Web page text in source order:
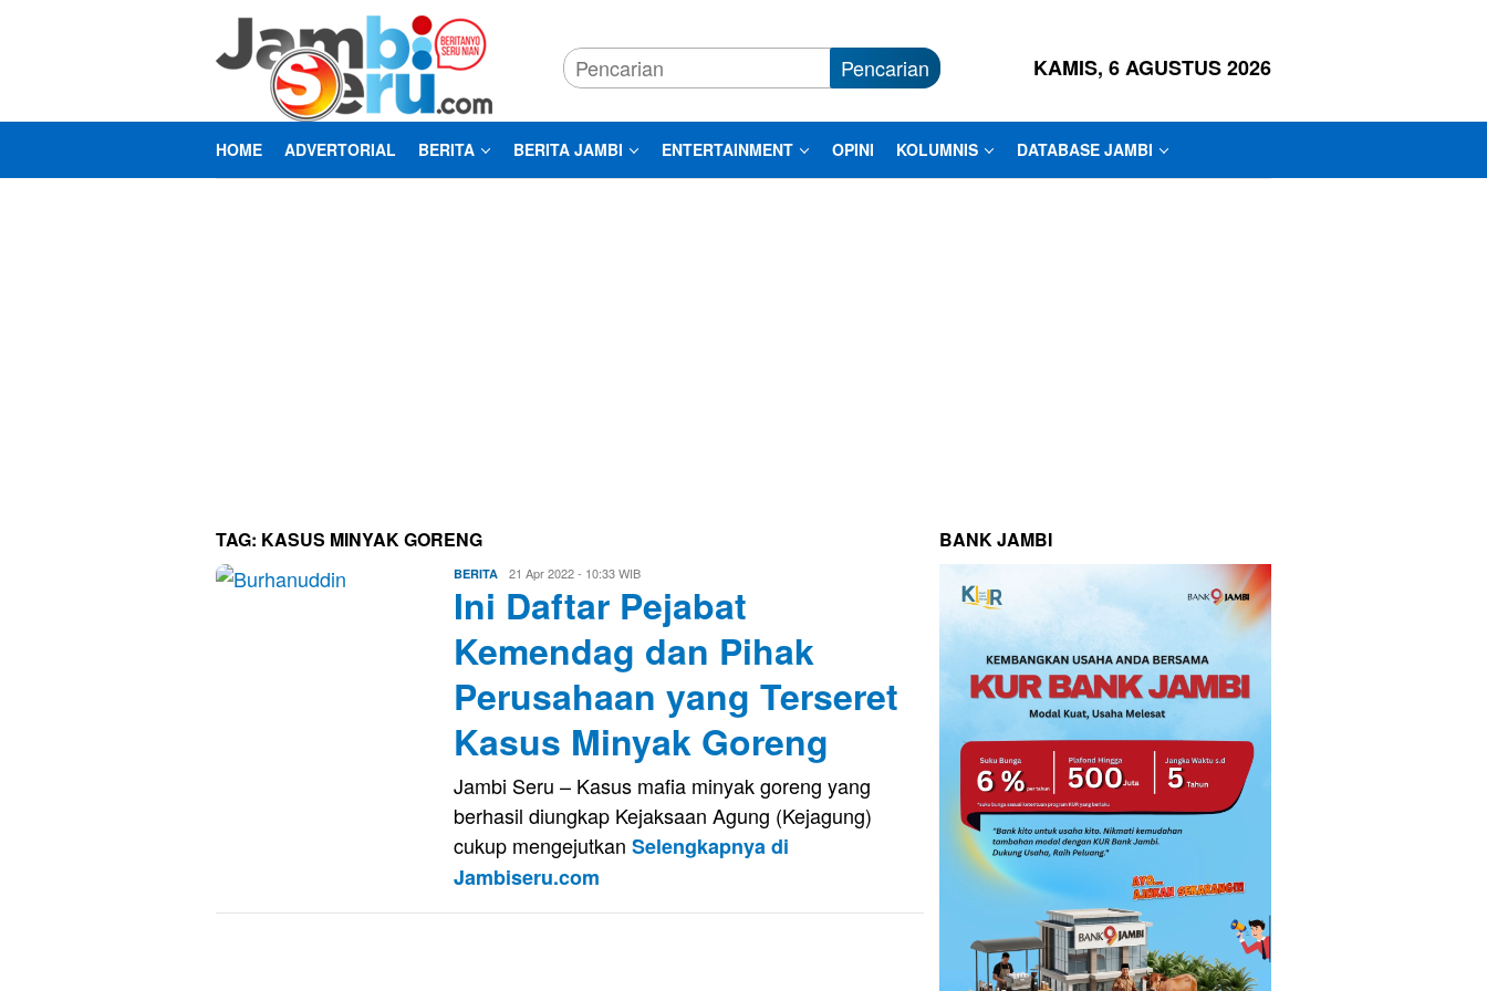
Pencarian KAMIS, 6 AGUSTUS 2026
HOME ADVERTORIAL BERITA BERITA JAMBI ENTERTAINMENT OPINI KOLUMNIS DATABASE JAMBI
TAG: KASUS MINYAK GORENG
BERITA Eri
Saputra
21 Apr 2022 - 10:33 WIB
Ini Daftar Pejabat
Kemendag dan Pihak
Perusahaan yang Terseret
Kasus Minyak Goreng
Jambi Seru – Kasus mafia minyak goreng yang
berhasil diungkap Kejaksaan Agung (Kejagung)
cukup mengejutkan Selengkapnya di
Jambiseru.com
BANK JAMBI